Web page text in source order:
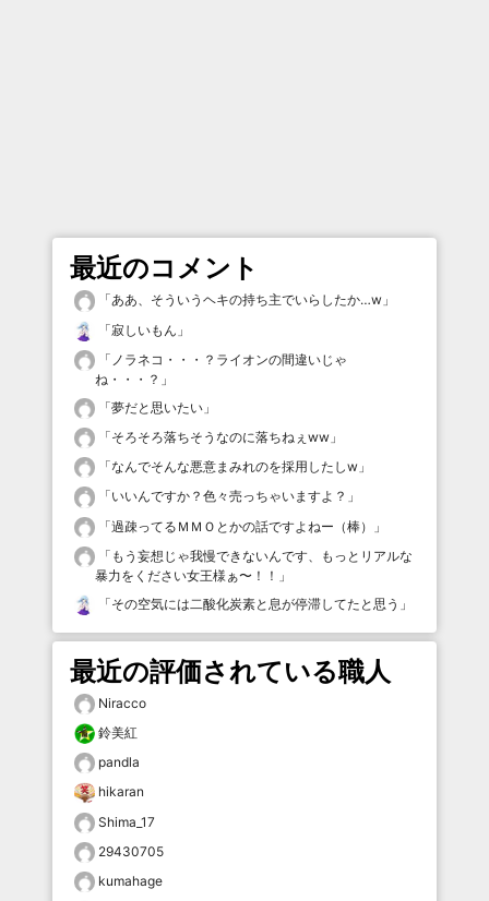
最近のコメント
「ああ、そういうヘキの持ち主でいらしたか…w 」
「寂しいもん 」
「 ノラネコ・・・？ライオンの間違いじゃ
ね・・・？ 」
「夢だと思いたい 」
「そろそろ落ちそうなのに落ちねぇww 」
「なんでそんな悪意まみれのを採用したしw 」
「いいんですか？色々売っちゃいますよ？ 」
「過疎ってるＭＭＯとかの話ですよねー（棒）
」
「 もう妄想じゃ我慢できないんです、もっとリアルな
暴力をください女王様ぁ〜！！ 」
「その空気には二酸化炭素と息が停滞してたと思う 」
最近の評価されている職人
Niracco
鈴美紅
pandla
hikaran
Shima_17
29430705
kumahage